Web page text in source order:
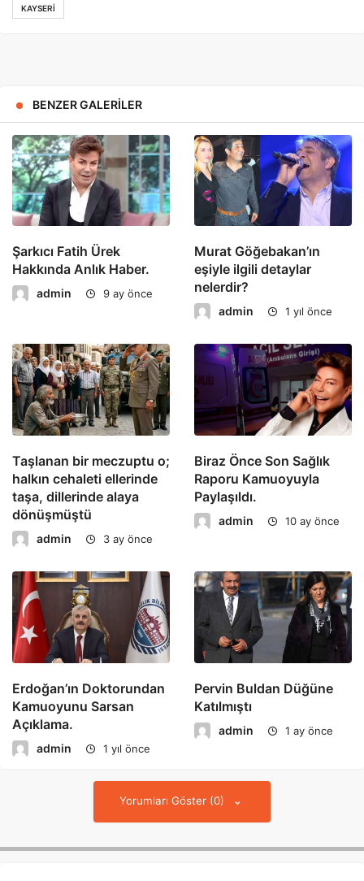
KAYSERI
BENZER GALERILER
Şarkıcı Fatih Ürek
Hakkında Anlık Haber.
admin 9 ay önce
Murat Göğebakan’ın
eşiyle ilgili detaylar
nelerdir?
admin 1 yıl önce
Taşlanan bir meczuptu o;
halkın cehaleti ellerinde
taşa, dillerinde alaya
dönüşmüştü
admin 3 ay önce
Biraz Önce Son Sağlık
Raporu Kamuoyuyla
Paylaşıldı.
admin 10 ay önce
Erdoğan’ın Doktorundan
Kamuoyunu Sarsan
Açıklama.
admin 1 yıl önce
Pervin Buldan Düğüne
Katılmıştı
admin 1 ay önce
Yorumları Göster (0)